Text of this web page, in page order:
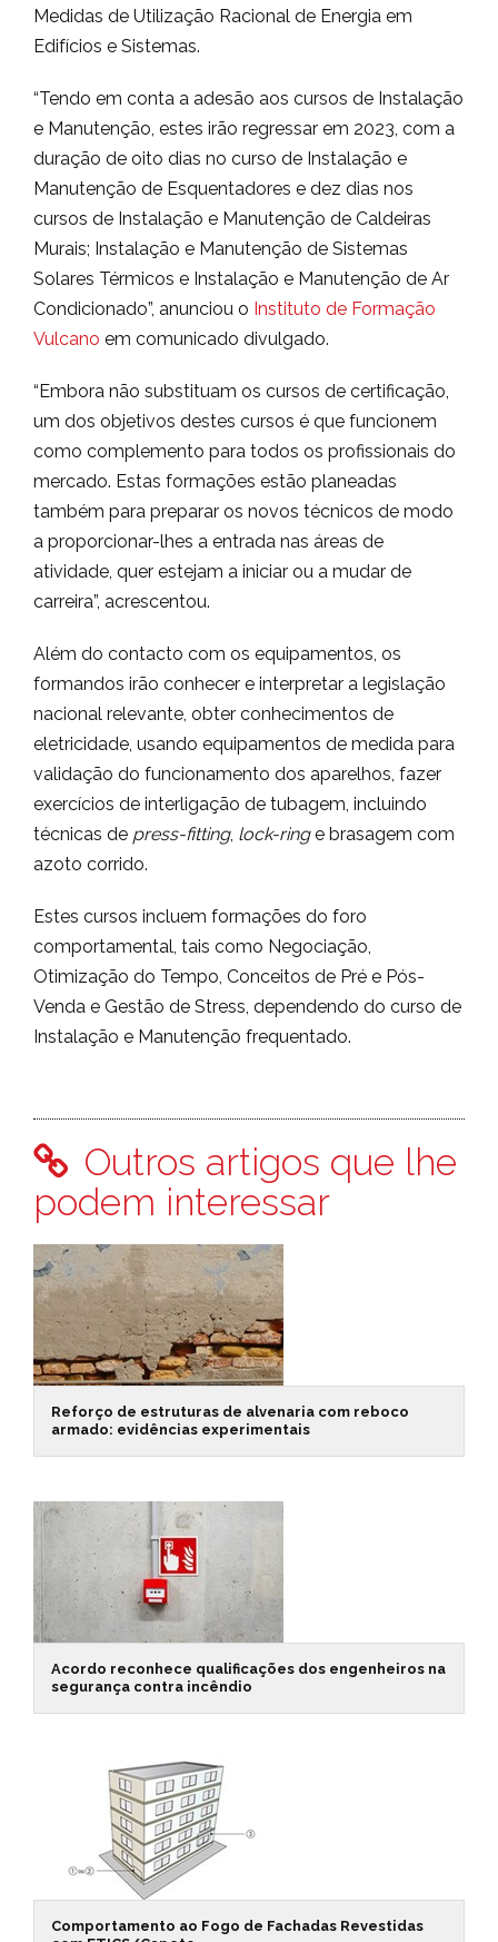
Medidas de Utilização Racional de Energia em
Edifícios e Sistemas.
“Tendo em conta a adesão aos cursos de Instalação
e Manutenção, estes irão regressar em 2023, com a
duração de oito dias no curso de Instalação e
Manutenção de Esquentadores e dez dias nos
cursos de Instalação e Manutenção de Caldeiras
Murais; Instalação e Manutenção de Sistemas
Solares Térmicos e Instalação e Manutenção de Ar
Condicionado”, anunciou o Instituto de Formação
Vulcano em comunicado divulgado.
“Embora não substituam os cursos de certificação,
um dos objetivos destes cursos é que funcionem
como complemento para todos os profissionais do
mercado. Estas formações estão planeadas
também para preparar os novos técnicos de modo
a proporcionar-lhes a entrada nas áreas de
atividade, quer estejam a iniciar ou a mudar de
carreira”, acrescentou.
Além do contacto com os equipamentos, os
formandos irão conhecer e interpretar a legislação
nacional relevante, obter conhecimentos de
eletricidade, usando equipamentos de medida para
validação do funcionamento dos aparelhos, fazer
exercícios de interligação de tubagem, incluindo
técnicas de press-fitting, lock-ringe brasagem com
azoto corrido.
Estes cursos incluem formações do foro
comportamental, tais como Negociação,
Otimização do Tempo, Conceitos de Pré e Pós-
Venda e Gestão de Stress, dependendo do curso de
Instalação e Manutenção frequentado.
Outros artigos que lhe
podem interessar
Reforço de estruturas de alvenaria com reboco
armado: evidências experimentais
Acordo reconhece qualificações dos engenheiros na
segurança contra incêndio
Comportamento ao Fogo de Fachadas Revestidas